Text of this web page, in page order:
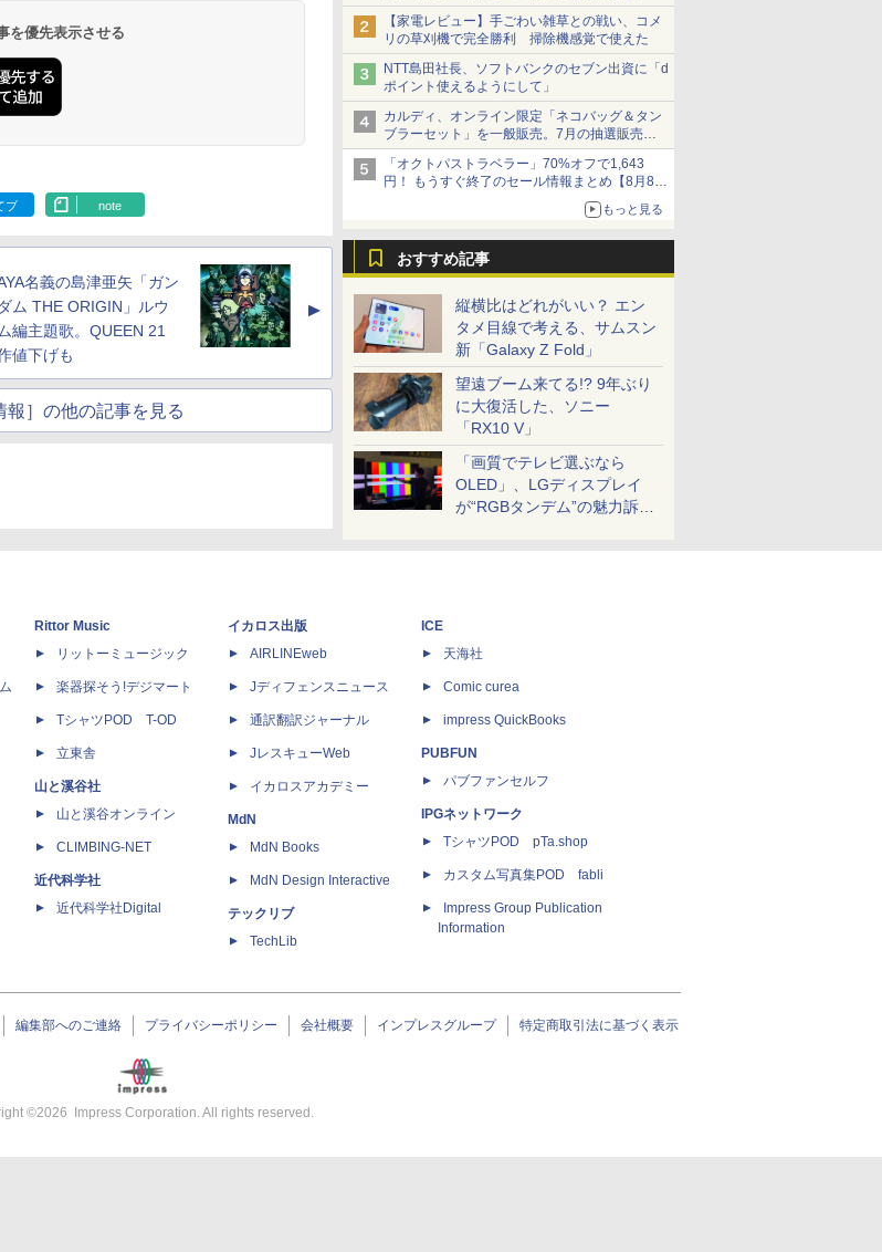
ショーツは1990円に
【家電レビュー】手ごわい雑草との戦い、コメ
リの草刈機で完全勝利 掃除機感覚で使えた
NTT島田社長、ソフトバンクのセブン出資に「d
ポイント使えるようにして」
カルディ、オンライン限定「ネコバッグ＆タン
ブラーセット」を一般販売。7月の抽選販売の
当選無効分
「オクトパストラベラー」70%オフで1,643
円！ もうすぐ終了のセール情報まとめ【8月8日
ニンテンドーeショップでは「大神 絶景版」が
もっと見る
おすすめ記事
縦横比はどれがいい？ エン
タメ目線で考える、サムスン
新「Galaxy Z Fold」
望遠ブーム来てる!? 9年ぶり
に大復活した、ソニー
「RX10 V」
「画質でテレビ選ぶなら
OLED」、LGディスプレイ
が“RGBタンデム”の魅力訴
を優先表示させる
ブ note
名義の島津亜矢「ガン
ダム THE ORIGIN」ルウ
編主題歌。QUEEN 21
値下げも
▲
報］の他の記事を見る
Rittor Music
リットーミュージック
楽器探そう!デジマート
TシャツPOD T-OD
立東舎
山と溪谷社
山と溪谷オンライン
CLIMBING-NET
近代科学社
近代科学社Digital
イカロス出版
AIRLINEweb
Jディフェンスニュース
通訳翻訳ジャーナル
JレスキューWeb
イカロスアカデミー
MdN
MdN Books
MdN Design Interactive
テックリブ
TechLib
ICE
天海社
Comic curea
impress QuickBooks
PUBFUN
パブファンセルフ
IPGネットワーク
TシャツPOD pTa.shop
カスタム写真集POD fabli
Impress Group Publication
Information
編集部へのご連絡 プライバシーポリシー 会社概要 インプレスグループ 特定商取引法に基づく表示
©2026 Impress Corporation. All rights reserved.